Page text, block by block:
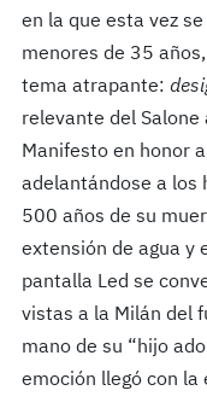
en la que esta vez
menores de 35
tema atrapante:
relevante del Salone
Manifesto en honor
adelantándose a los
500 años de su
extensión de agua y
pantalla Led se
vistas a la Milán del
mano de su “hijo
emoción llegó con la